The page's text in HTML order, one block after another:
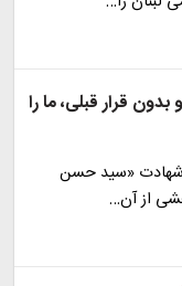
قرار قبلی، ما را
شهادت «سید حسن
از آن…